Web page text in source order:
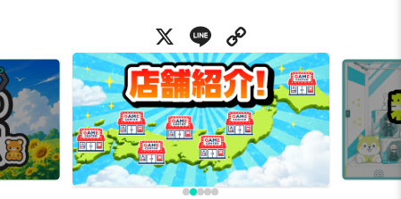
X Line